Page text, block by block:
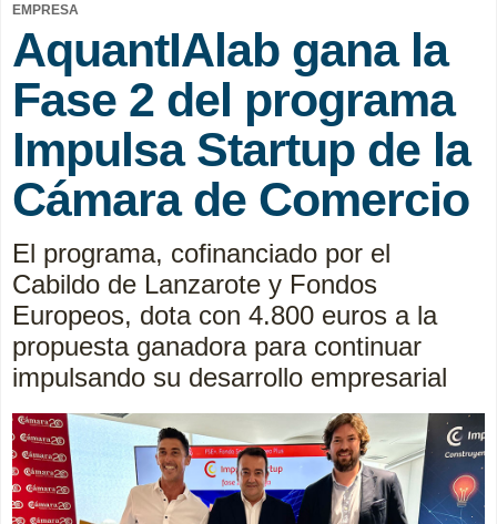
EMPRESA
AquantIAlab gana la
Fase 2 del programa
Impulsa Startup de la
Cámara de Comercio
El programa, cofinanciado por el
Cabildo de Lanzarote y Fondos
Europeos, dota con 4.800 euros a la
propuesta ganadora para continuar
impulsando su desarrollo empresarial